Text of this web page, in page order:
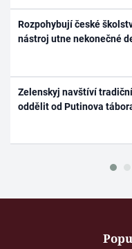
Rozpohybují české
nástroj utne nekonečné
Zelenskyj navštíví
oddělit od Putinova